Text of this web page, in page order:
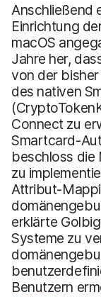
Anschließend
Einrichtung
macOS
Jahre her,
von der
des nativen
Connect zu
Smartcard-
beschloss die
zu
Attribut-
erklärte
Systeme zu
Benutzern